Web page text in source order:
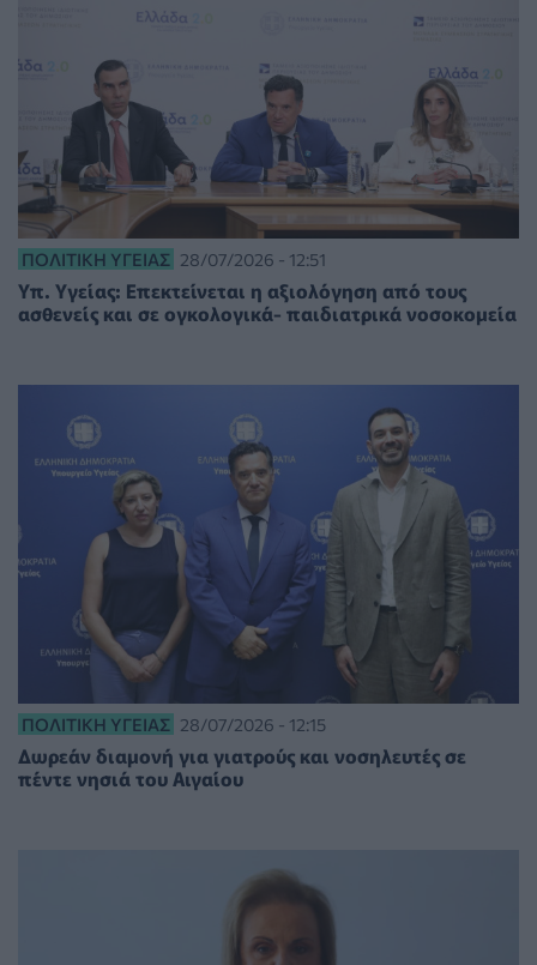
ΠΟΛΙΤΙΚΉ ΥΓΕΊΑΣ 28/07/2026 - 12:51
Υπ. Υγείας: Επεκτείνεται η αξιολόγηση από τους
ασθενείς και σε ογκολογικά- παιδιατρικά νοσοκομεία
ΠΟΛΙΤΙΚΉ ΥΓΕΊΑΣ 28/07/2026 - 12:15
Δωρεάν διαμονή για γιατρούς και νοσηλευτές σε
πέντε νησιά του Αιγαίου